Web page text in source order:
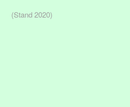
(Stand 2020)